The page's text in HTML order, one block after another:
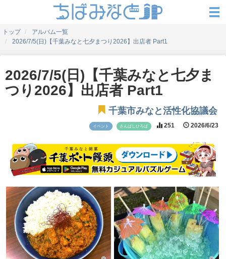
トップ
アルバム一覧
2026/7/5(日)【千葉みなと七夕まつり2026】出店者 Part1
2026/7/5(日)【千葉みなと七夕ま
つり2026】出店者 Part1
千葉市みなと活性化協議会
イベント さんばしひろば 251 2026/6/23